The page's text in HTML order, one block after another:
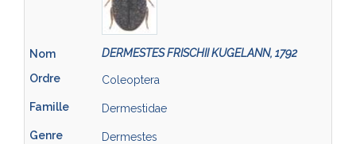
DERMESTES FRISCHII KUGELANN, 1792
Coleoptera
Dermestidae
Dermestes